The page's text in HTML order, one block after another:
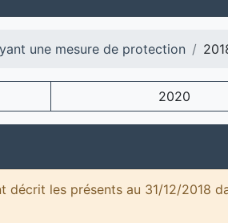
une mesure de protection
2020
décrit les présents au 31/12/2018